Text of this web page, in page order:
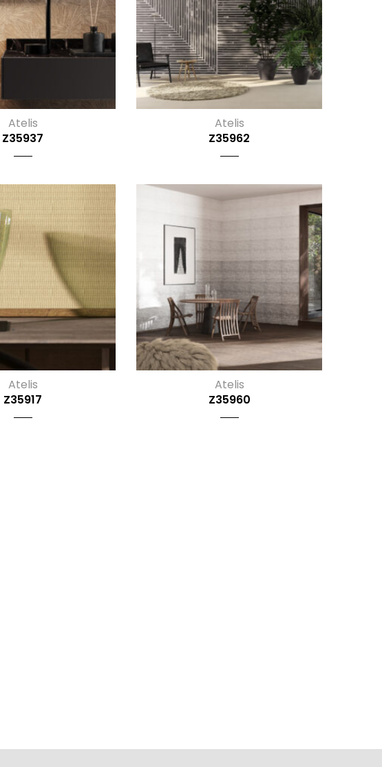
Atelis
Z35937
Atelis
Z35962
Atelis
Z35917
Atelis
Z35960